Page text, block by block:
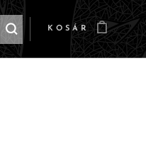
KOSÁR